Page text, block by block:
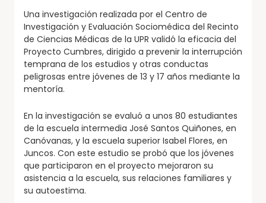
Una investigación realizada por el Centro de
Investigación y Evaluación Sociomédica del Recinto
de Ciencias Médicas de la UPR validó la eficacia del
Proyecto Cumbres, dirigido a prevenir la interrupción
temprana de los estudios y otras conductas
peligrosas entre jóvenes de 13 y 17 años mediante la
mentoría.
En la investigación se evaluó a unos 80 estudiantes
de la escuela intermedia José Santos Quiñones, en
Canóvanas, y la escuela superior Isabel Flores, en
Juncos. Con este estudio se probó que los jóvenes
que participaron en el proyecto mejoraron su
asistencia a la escuela, sus relaciones familiares y
su autoestima.